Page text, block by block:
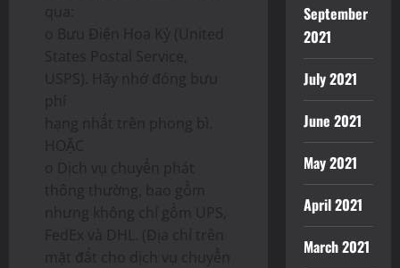
qua:
o Bưu Điện Hoa Kỳ (United
States Postal Service,
USPS). Hãy nhớ đóng bưu
phí
hạng nhất trên phong bì.
HOẶC
o Dịch vụ chuyển phát
thông thường, bao gồm
nhưng không chỉ gồm UPS,
FedEx và DHL. (Địa chỉ trên
mặt đất cho dịch vụ chuyển
September
2021
July 2021
June 2021
May 2021
April 2021
March 2021